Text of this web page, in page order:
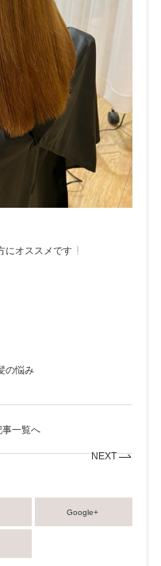
にオススメです
の悩み
事一覧へ
NEXT
Google+